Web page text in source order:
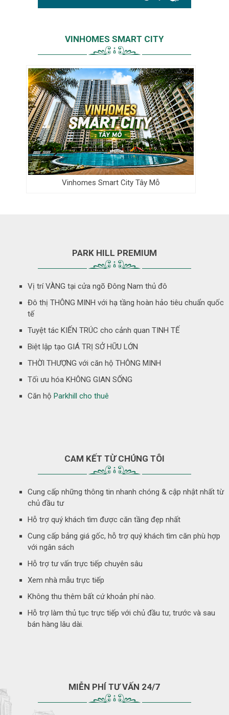
VINHOMES SMART CITY
Vinhomes Smart City Tây Mỗ
PARK HILL PREMIUM
Vị trí VÀNG tại cửa ngõ Đông Nam thủ đô
Đô thị THÔNG MINH với hạ tầng hoàn hảo tiêu chuẩn quốc
tế
Tuyệt tác KIẾN TRÚC cho cảnh quan TINH TẾ
Biệt lập tạo GIÁ TRỊ SỞ HỮU LỚN
THỜI THƯỢNG với căn hộ THÔNG MINH
Tối ưu hóa KHÔNG GIAN SỐNG
Căn hộParkhill cho thuê
CAM KẾT TỪ CHÚNG TÔI
Cung cấp những thông tin nhanh chóng & cập nhật nhất từ
chủ đầu tư
Hỗ trợ quý khách tìm được căn tầng đẹp nhất
Cung cấp bảng giá gốc, hỗ trợ quý khách tìm căn phù hợp
với ngân sách
Hỗ trợ tư vấn trực tiếp chuyên sâu
Xem nhà mẫu trực tiếp
Không thu thêm bất cứ khoản phí nào.
Hỗ trợ làm thủ tục trực tiếp với chủ đầu tư, trước và sau
bán hàng lâu dài.
MIỄN PHÍ TƯ VẤN 24/7